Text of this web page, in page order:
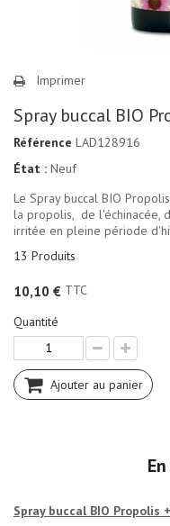
Imprimer
Spray buccal BIO
Référence LAD128916
État : Neuf
Le Spray buccal BIO
la propolis, de l'échinacée,
irritée en pleine période
13 Produits
10,10 € TTC
Quantité
Ajouter au panier
Spray buccal BIO